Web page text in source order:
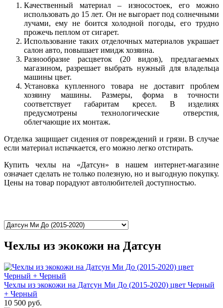
Качественный материал – износостоек, его можно
использовать до 15 лет. Он не выгорает под солнечными
лучами, ему не боится холодной погоды, его трудно
прожечь пеплом от сигарет.
Использование таких отделочных материалов украшает
салон авто, повышает имидж хозяина.
Разнообразие расцветок (20 видов), предлагаемых
магазином, разрешает выбрать нужный для владельца
машины цвет.
Установка купленного товара не доставит проблем
хозяину машины. Размеры, форма в точности
соответствует габаритам кресел. В изделиях
предусмотрены технологические отверстия,
облегчающие их монтаж.
Отделка защищает сидения от повреждений и грязи. В случае
если материал испачкается, его можно легко отстирать.
Купить чехлы на «Датсун» в нашем интернет-магазине
означает сделать не только полезную, но и выгодную покупку.
Цены на товар порадуют автолюбителей доступностью.
Чехлы из экокожи на Датсун
Чехлы из экокожи на Датсун Ми До (2015-2020) цвет Черный
+ Черный
10 500 руб.